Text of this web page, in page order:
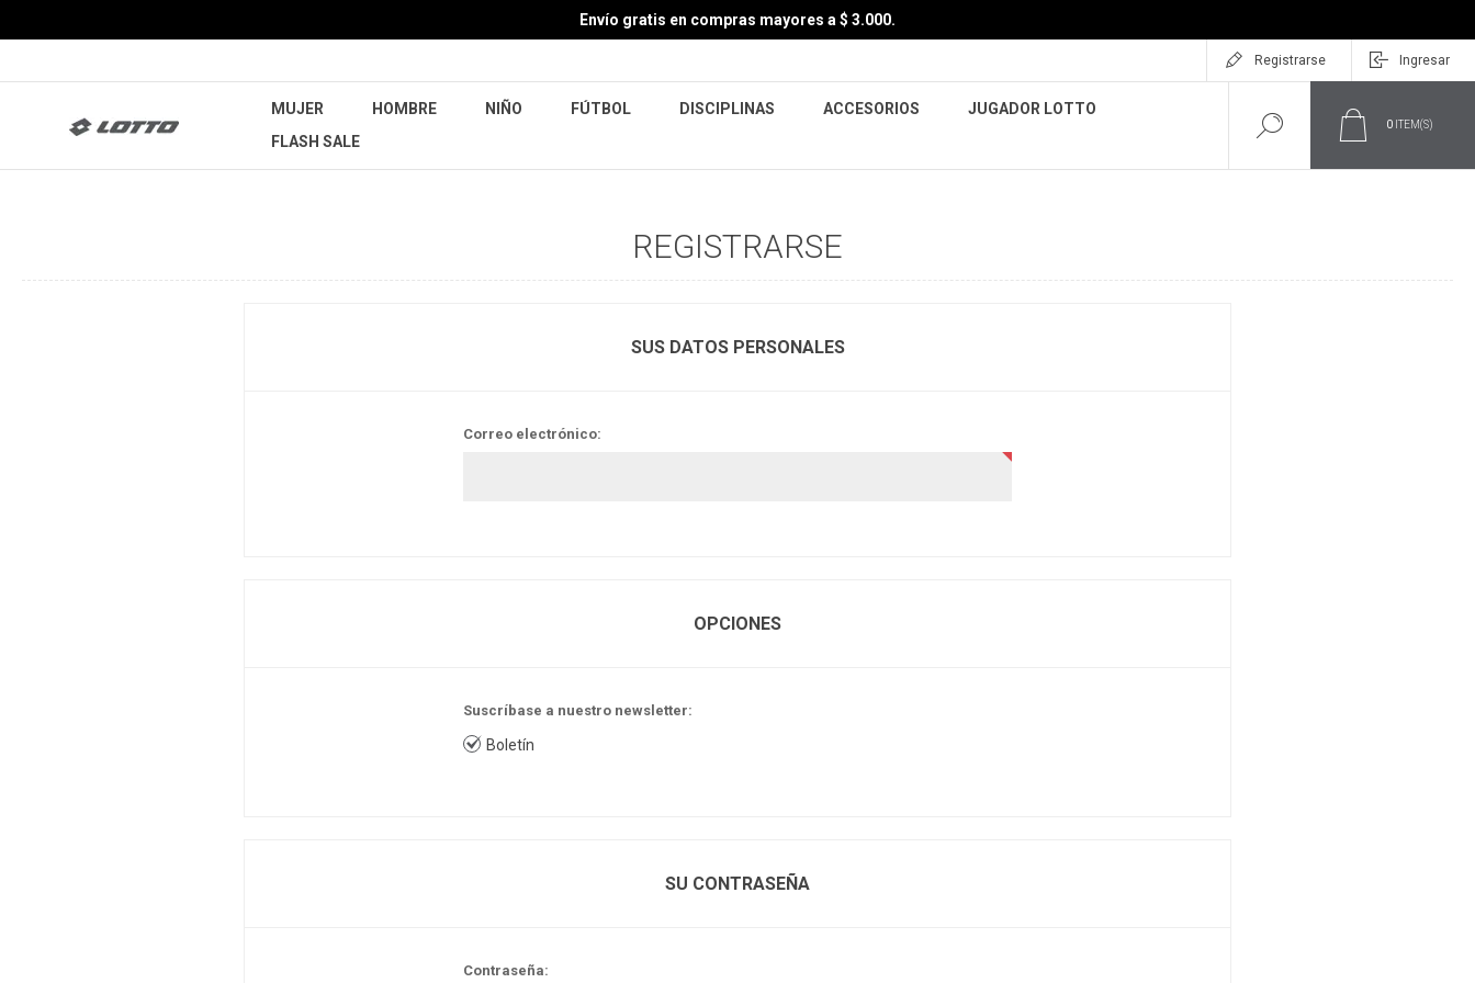
Envío gratis en compras mayores a $ 3.000.
Registrarse Ingresar
MUJER HOMBRE NIÑO FÚTBOL DISCIPLINAS ACCESORIOS
JUGADOR LOTTO
FLASH SALE
0 ITEM(S)
REGISTRARSE
SUS DATOS PERSONALES
Correo electrónico:
OPCIONES
Suscríbase a nuestro newsletter:
Boletín
SU CONTRASEÑA
Contraseña: